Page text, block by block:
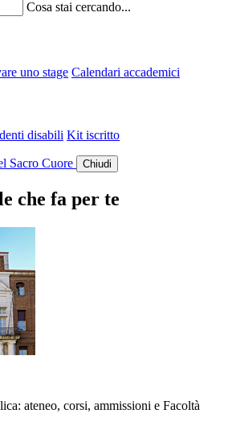
Cosa stai cercando...
uno stage Calendari accademici
disabili Kit iscritto
Chiudi
che fa per te
ateneo, corsi, ammissioni e Facoltà